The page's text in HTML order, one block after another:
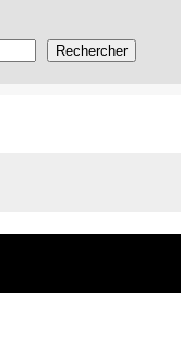
Rechercher